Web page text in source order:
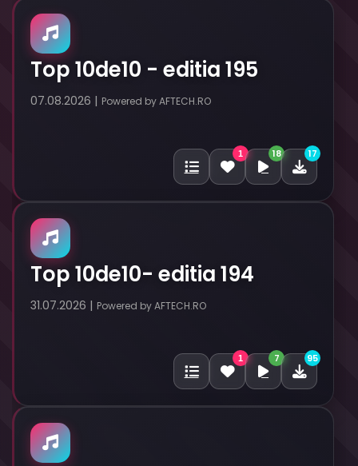
Top 10de10 - editia 195
07.08.2026 | Powered by AFTECH.RO
1 18 17
Top 10de10- editia 194
31.07.2026 | Powered by AFTECH.RO
1 7 95